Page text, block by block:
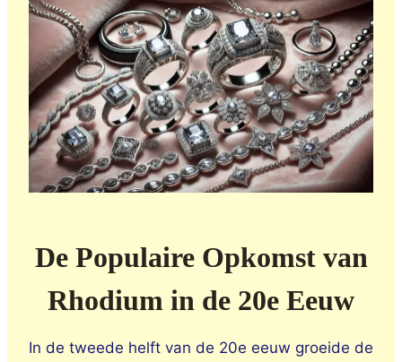
De Populaire Opkomst van
Rhodium in de 20e Eeuw
In de tweede helft van de 20e eeuw groeide de